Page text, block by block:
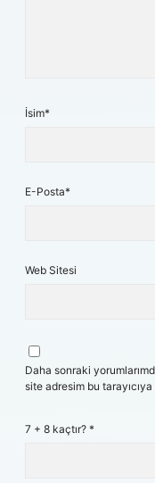
İsim*
E-Posta*
Web Sitesi
Daha sonraki
site adresim bu
7 + 8 kaçtır? *